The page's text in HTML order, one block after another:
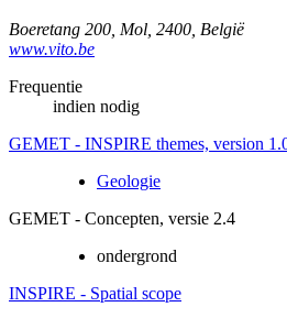
Boeretang 200 Mol 2400 België
www.vito.be
Frequentie
indien nodig
GEMET - INSPIRE themes, version
Geologie
GEMET - Concepten, versie 2.4
ondergrond
INSPIRE - Spatial scope